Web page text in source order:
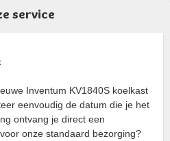
service
Inventum KV1840S koelkast
eenvoudig de datum die je het
ontvang je direct een
onze standaard bezorging?